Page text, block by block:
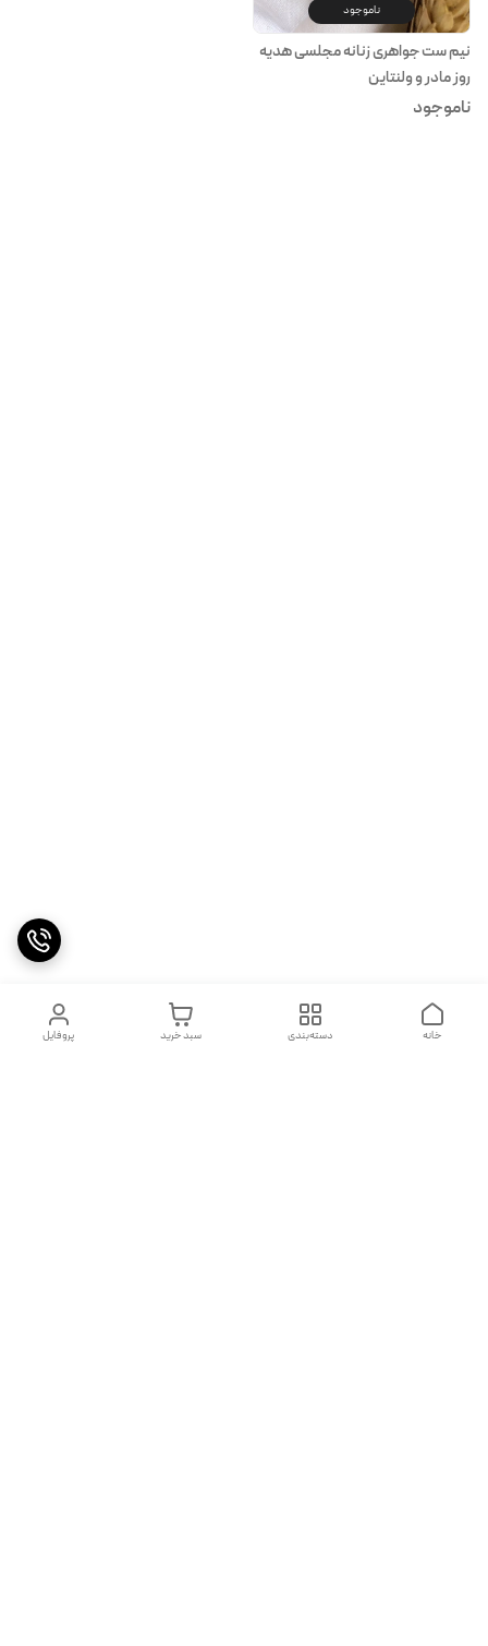
ناموجود
نیم ست جواهری زنانه مجلسی هدیه
روز مادر و ولنتاین
ناموجود
پروفایل سبد خرید دسته‌بندی خانه